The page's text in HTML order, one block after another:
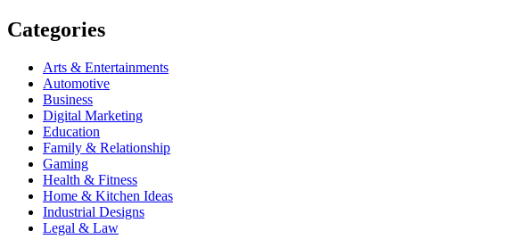
Categories
Arts & Entertainments
Automotive
Business
Digital Marketing
Education
Family & Relationship
Gaming
Health & Fitness
Home & Kitchen Ideas
Industrial Designs
Legal & Law